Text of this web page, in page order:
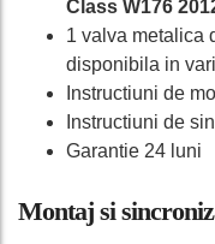
Class W176
1 valva metalica
disponibila in
Instructiuni de
Instructiuni de
Garantie 24 luni
Montaj si